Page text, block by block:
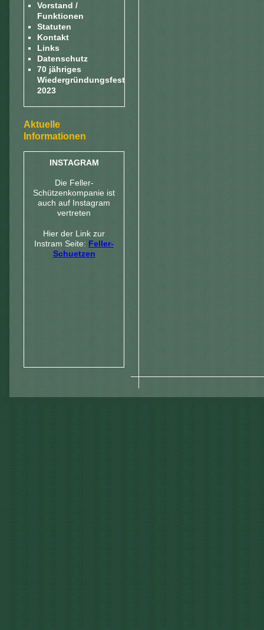
Vorstand /
Funktionen
Statuten
Kontakt
Links
Datenschutz
70 jähriges
Wiedergründungsfest
2023
Aktuelle
Informationen
INSTAGRAM
Die Feller-
Schützenkompanie ist
auch auf Instagram
vertreten
Hier der Link zur
Instram Seite: Feller-
Schuetzen